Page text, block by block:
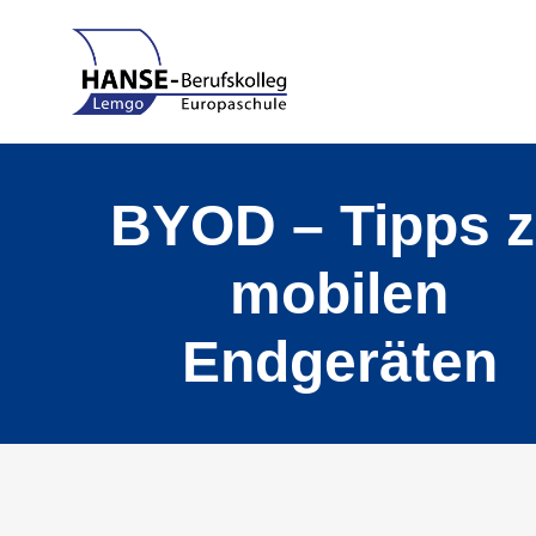
BYOD – Tipps
mobilen
Endgeräten